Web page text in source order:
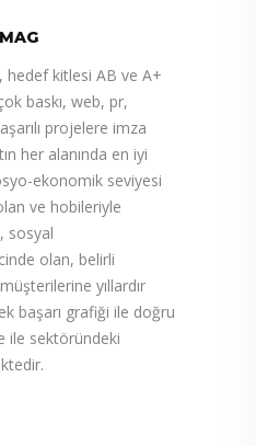
MAG
hedef kitlesi AB ve A+
baskı, web, pr,
projelere imza
her alanında en iyi
ekonomik seviyesi
ve hobileriyle
sosyal
olan, belirli
yıllardır
başarı grafiği ile doğru
ile sektöründeki